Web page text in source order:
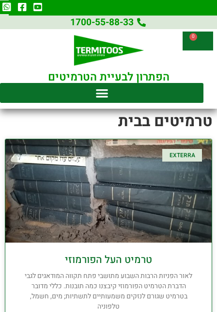
1700-55-88-33
0
הפתרון לבעיית הטרמיטים
טרמיטים בבית
EXTERRA
טרמיט העל הפורמוזי
לאור הפניות הרבות השבוע מתושבי פתח תקווה המודאגים לגבי
הדברת הטרמיט הפורמוזי קיבצנו כמה תובנות. כללי מדובר
בטרמיט שגורם לנזקים משמעותיים לתשתיות; מים, חשמל,
טלפוניה